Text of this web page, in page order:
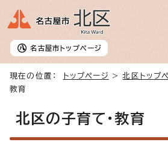
名古屋市 トップページ
現在の位置： トップページ >北区トップ
教育
北区の子育て・教育